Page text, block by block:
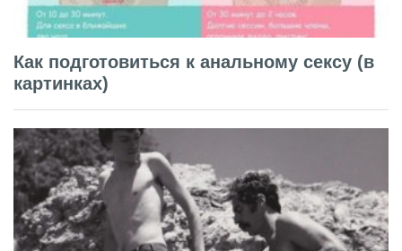
Как подготовиться к анальному сексу (в
картинках)